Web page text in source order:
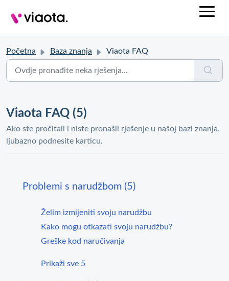
Početna Baza znanja Viaota FAQ
Viaota FAQ (5)
Ako ste pročitali i niste pronašli rješenje u našoj bazi znanja,
ljubazno podnesite karticu.
Problemi s narudžbom (5)
Želim izmijeniti svoju narudžbu
Kako mogu otkazati svoju narudžbu?
Greške kod naručivanja
Prikaži sve 5